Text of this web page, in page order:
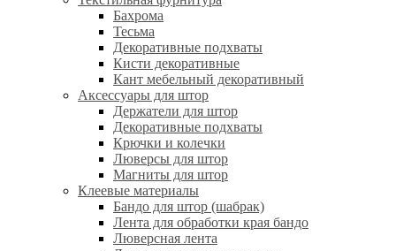
Бахрома
Тесьма
Декоративные подхваты
Кисти декоративные
Кант мебельный декоративный
Аксессуары для штор
Держатели для штор
Декоративные подхваты
Крючки и колечки
Люверсы для штор
Магниты для штор
Клеевые материалы
Бандо для штор (шабрак)
Лента для обработки края бандо
Люверсная лента